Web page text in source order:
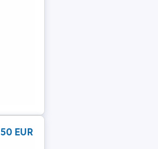
50 EUR